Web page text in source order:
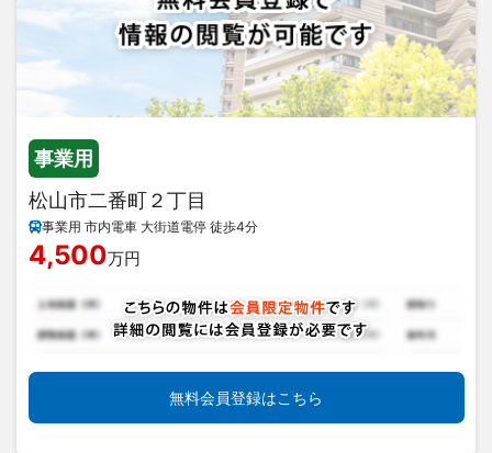
事業用
松山市二番町２丁目
事業用 市内電車 大街道電停 徒歩4分
4,500万円
無料会員登録はこちら